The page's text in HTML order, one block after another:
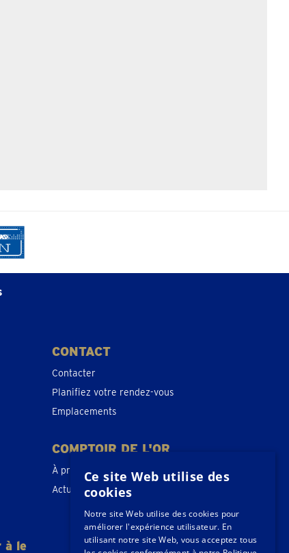
à le
CONTACT
Contacter
Planifiez votre rendez-vous
Emplacements
COMPTOIR DE L'OR
À propos de nous
Actualités
Ce site Web utilise des
cookies
Notre site Web utilise des cookies pour
améliorer l'expérience utilisateur. En
utilisant notre site Web, vous acceptez tous